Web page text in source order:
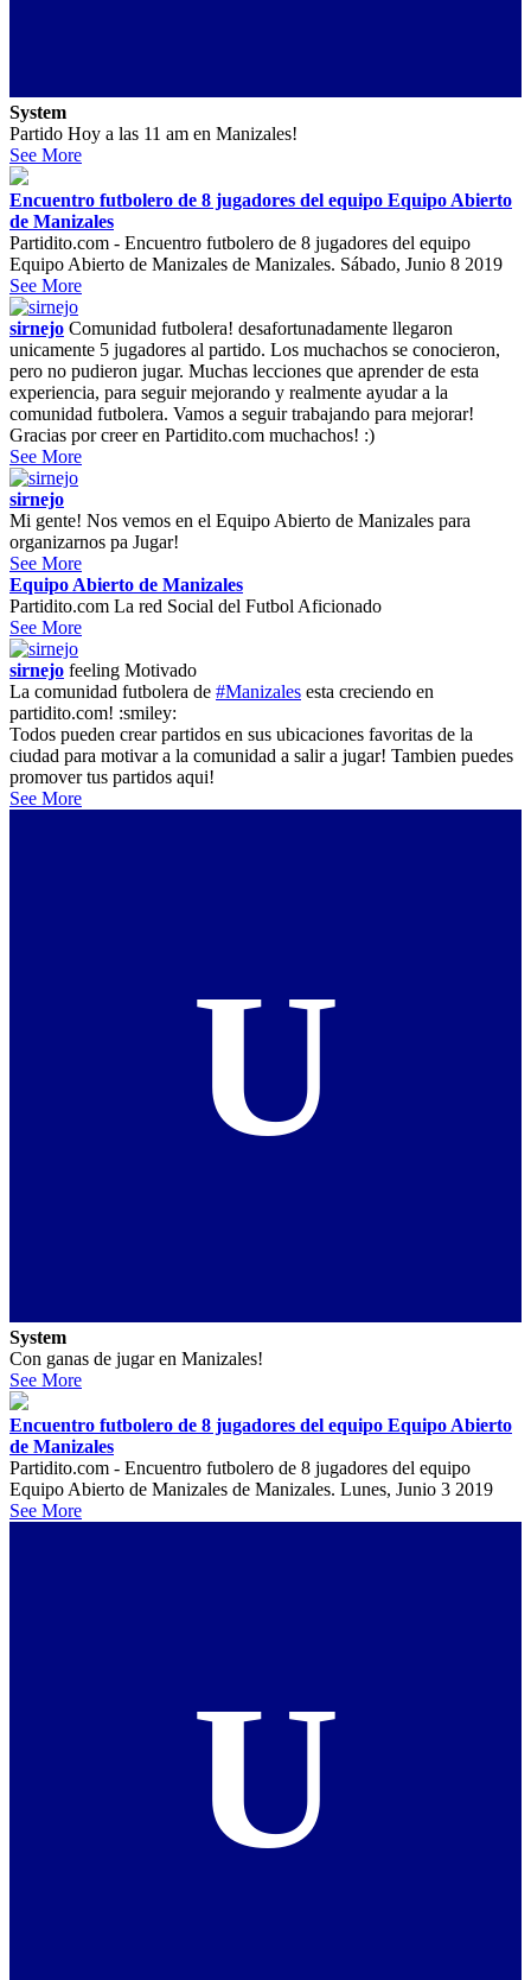
System
Partido Hoy a las 11 am en Manizales!
See More
Encuentro futbolero de 8 jugadores del equipo Equipo Abierto
de Manizales
Partidito.com - Encuentro futbolero de 8 jugadores del equipo
Equipo Abierto de Manizales de Manizales. Sábado, Junio 8 2019
See More
sirnejo Comunidad futbolera! desafortunadamente llegaron
unicamente 5 jugadores al partido. Los muchachos se conocieron,
pero no pudieron jugar. Muchas lecciones que aprender de esta
experiencia, para seguir mejorando y realmente ayudar a la
comunidad futbolera. Vamos a seguir trabajando para mejorar!
Gracias por creer en Partidito.com muchachos! :)
See More
sirnejo
Mi gente! Nos vemos en el Equipo Abierto de Manizales para
organizarnos pa Jugar!
See More
Equipo Abierto de Manizales
Partidito.com La red Social del Futbol Aficionado
See More
sirnejo feeling Motivado
La comunidad futbolera de #Manizales esta creciendo en
partidito.com! :smiley:
Todos pueden crear partidos en sus ubicaciones favoritas de la
ciudad para motivar a la comunidad a salir a jugar! Tambien puedes
promover tus partidos aqui!
See More
U
System
Con ganas de jugar en Manizales!
See More
Encuentro futbolero de 8 jugadores del equipo Equipo Abierto
de Manizales
Partidito.com - Encuentro futbolero de 8 jugadores del equipo
Equipo Abierto de Manizales de Manizales. Lunes, Junio 3 2019
See More
U